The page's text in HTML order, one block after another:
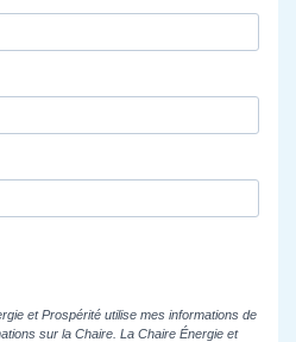
et Prospérité utilise mes informations de
sur la Chaire. La Chaire Énergie et